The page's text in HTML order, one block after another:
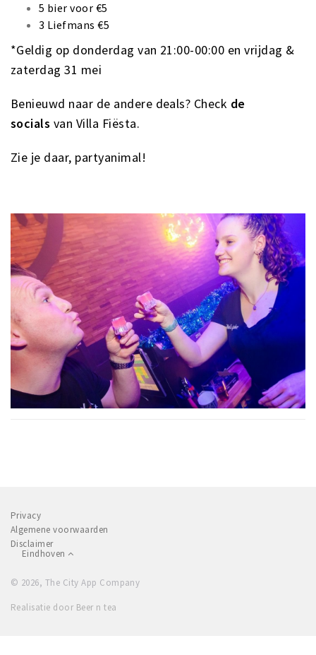
5 bier voor €5
3 Liefmans €5
*Geldig op donderdag van 21:00-00:00 en vrijdag &
zaterdag 31 mei
Benieuwd naar de andere deals? Check de
socials van Villa Fiësta.
Zie je daar, partyanimal!
Privacy
Algemene voorwaarden
Disclaimer
Eindhoven
© 2026, The City App Company
Realisatie door Beer n tea